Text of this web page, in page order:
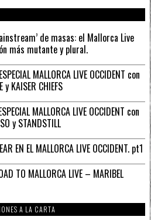
de masas: el Mallorca Live
más mutante y plural.
MALLORCA LIVE OCCIDENT con
y KAISER CHIEFS
MALLORCA LIVE OCCIDENT con
y STANDSTILL
EN EL MALLORCA LIVE OCCIDENT. pt1
TO MALLORCA LIVE – MARIBEL
A LA CARTA